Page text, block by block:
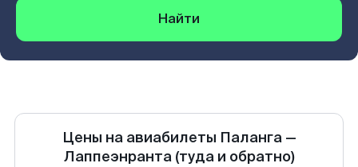
Найти
Цены на авиабилеты Паланга—
Лаппеэнранта (туда и обратно)